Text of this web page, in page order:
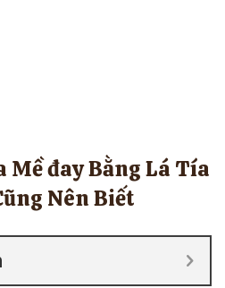
Mề đay Bằng Lá Tía
Nên Biết